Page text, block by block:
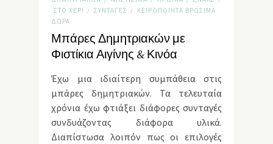
ΣΤΟ ΧΈΡΙ / ΣΥΝΤΑΓΈΣ /
ΧΕΙΡΟΠΟΊΗΤΑ ΒΡΏΣΙΜΑ
ΔΏΡΑ
Μπάρες Δημητριακών με
Φιστίκια Αιγίνης & Κινόα
Έχω μια ιδιαίτερη συμπάθεια στις
μπάρες δημητριακών. Τα τελευταία
χρόνια έχω φτιάξει διάφορες συνταγές
συνδυάζοντας διάφορα υλικά.
Διαπίστωσα λοιπόν πως οι επιλογές